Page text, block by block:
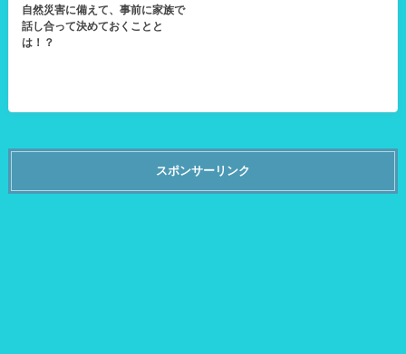
自然災害に備えて、事前に家族で
話し合って決めておくことと
は！？
スポンサーリンク